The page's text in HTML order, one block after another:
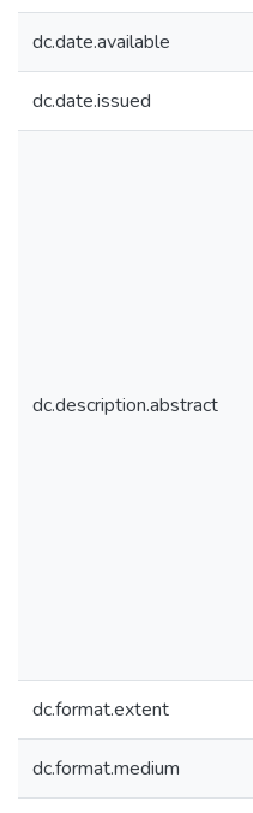
dc.date.available
dc.date.issued
dc.description.abstract
dc.format.extent
dc.format.medium